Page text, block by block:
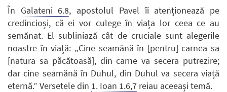
În Galateni 6.8, apostolul Pavel îi atenționează pe
credincioși, că ei vor culege în viața lor ceea ce au
semănat. El subliniază cât de cruciale sunt alegerile
noastre în viață: „Cine seamănă în [pentru] carnea sa
[natura sa păcătoasă], din carne va secera putrezire;
dar cine seamănă în Duhul, din Duhul va secera viață
eternă.” Versetele din 1. Ioan 1.6,7 reiau aceeași temă.